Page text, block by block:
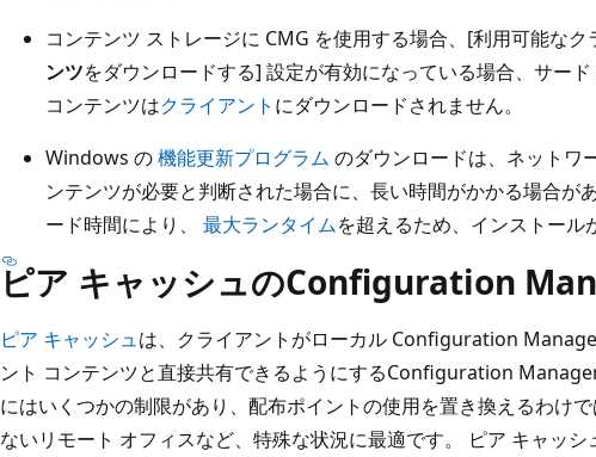
コンテンツ ストレージに CMG を使用する場合、[利用可能なク
ンツをダウンロードする] 設定が有効になっている場合、サー
コンテンツはクライアント にダウンロードされません。
Windows の機能更新プログラム のダウンロードは、ネットワ
ンテンツが必要と判断された場合に、長い時間がかかる場合が
ード時間により、 最大ランタイムを超えるため、インストール
ピア キャッシュのConfiguration
ピア キャッシュは、クライアントがローカル Configuration
ント コンテンツと直接共有できるようにするConfiguration
にはいくつかの制限があり、配布ポイントの使用を置き換えるわけ
ないリモート オフィスなど、特殊な状況に最適です。 ピア キャッ